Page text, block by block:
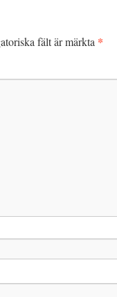
fält är märkta *